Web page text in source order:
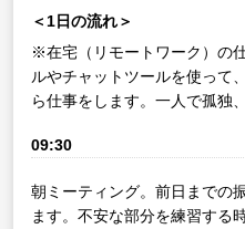
＜1日の流れ＞
※在宅（リモートワーク）の
ルやチャットツールを使って
ら仕事をします。一人で孤独
09:30
朝ミーティング。前日までの
ます。不安な部分を練習する